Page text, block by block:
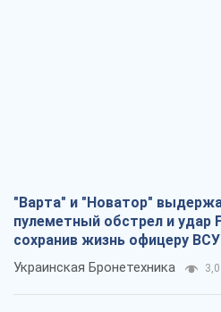
"Варта" и "Новатор"
пулеметный обстрел и удар
сохранив жизнь офицеру ВСУ
Украинская Бронетехника 3,0